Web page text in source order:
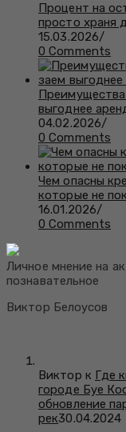
Процент на
просто храня
15.03.2026/
0 Comments
Преимущества
выгоднее
04.02.2026/
0 Comments
Чем опасны
которые не
16.01.2026/
0 Comments
Личное мнение на
познавательное
Виктор Белоусов
Виктор к Где
городе Буе
обновление
рек30.04.2024